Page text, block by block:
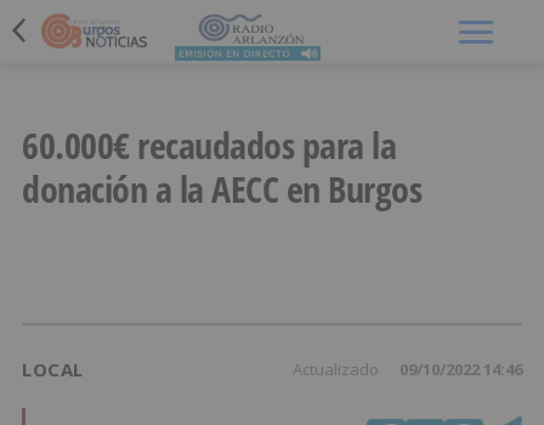
60.000€ recaudados para la
donación a la AECC en Burgos
LOCAL Actualizado 09/10/2022 14:46